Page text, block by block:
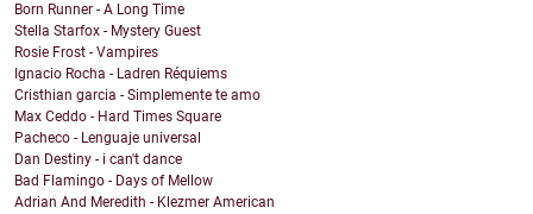
Born Runner - A Long Time
Stella Starfox - Mystery Guest
Rosie Frost - Vampires
Ignacio Rocha - Ladren Réquiems
Cristhian garcia - Simplemente te amo
Max Ceddo - Hard Times Square
Pacheco - Lenguaje universal
Dan Destiny - i can't dance
Bad Flamingo - Days of Mellow
Adrian And Meredith - Klezmer American